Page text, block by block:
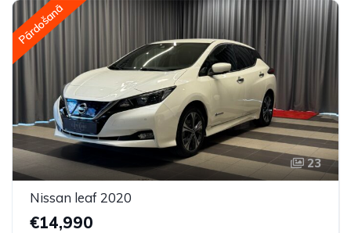
Pārdošanā
23
Nissan leaf 2020
€14,990